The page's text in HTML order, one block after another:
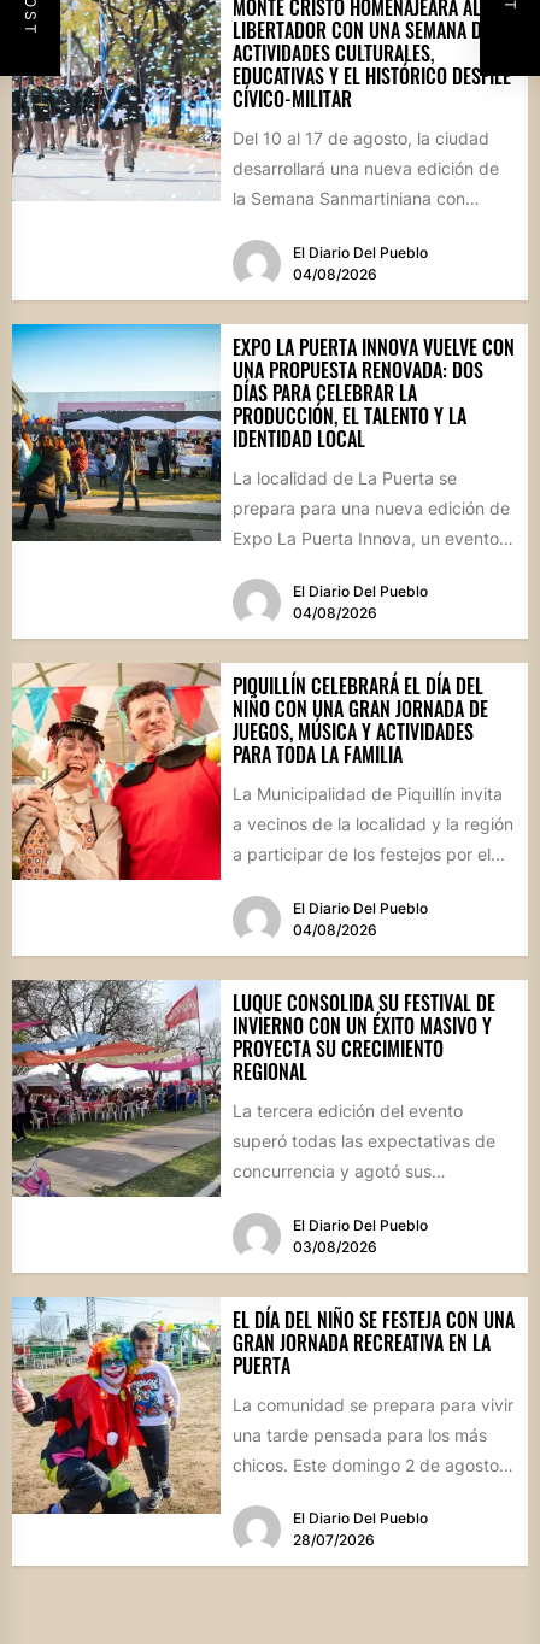
MONTE CRISTO HOMENAJEARÁ AL
LIBERTADOR CON UNA SEMANA DE
ACTIVIDADES CULTURALES,
EDUCATIVAS Y EL HISTÓRICO DESFILE
CÍVICO-MILITAR
Del 10 al 17 de agosto, la ciudad
desarrollará una nueva edición de
la Semana Sanmartiniana con
El Diario Del Pueblo
04/08/2026
EXPO LA PUERTA INNOVA VUELVE CON
UNA PROPUESTA RENOVADA: DOS
DÍAS PARA CELEBRAR LA
PRODUCCIÓN, EL TALENTO Y LA
IDENTIDAD LOCAL
La localidad de La Puerta se
prepara para una nueva edición de
Expo La Puerta Innova, un evento
El Diario Del Pueblo
04/08/2026
PIQUILLÍN CELEBRARÁ EL DÍA DEL
NIÑO CON UNA GRAN JORNADA DE
JUEGOS, MÚSICA Y ACTIVIDADES
PARA TODA LA FAMILIA
La Municipalidad de Piquillín invita
a vecinos de la localidad y la región
a participar de los festejos por el...
El Diario Del Pueblo
04/08/2026
LUQUE CONSOLIDA SU FESTIVAL DE
INVIERNO CON UN ÉXITO MASIVO Y
PROYECTA SU CRECIMIENTO
REGIONAL
La tercera edición del evento
superó todas las expectativas de
concurrencia y agotó sus
marco, el...El Diario Del Pueblo
03/08/2026
EL DÍA DEL NIÑO SE FESTEJA CON UNA
GRAN JORNADA RECREATIVA EN LA
PUERTA
La comunidad se prepara para vivir
una tarde pensada para los más
chicos. Este domingo 2 de agosto,
El Diario Del Pueblo
28/07/2026